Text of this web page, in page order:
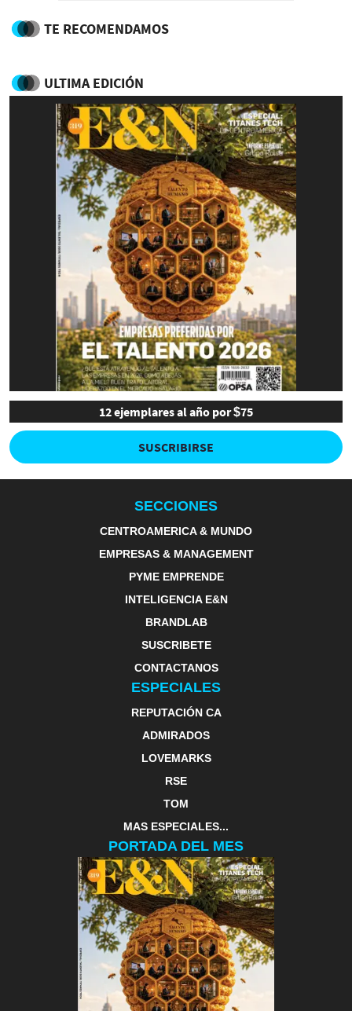
TE RECOMENDAMOS
ULTIMA EDICIÓN
12 ejemplares al año por $75
SUSCRIBIRSE
SECCIONES
CENTROAMERICA & MUNDO
EMPRESAS & MANAGEMENT
PYME EMPRENDE
INTELIGENCIA E&N
BRANDLAB
SUSCRIBETE
CONTACTANOS
ESPECIALES
REPUTACIÓN CA
ADMIRADOS
LOVEMARKS
RSE
TOM
MAS ESPECIALES...
PORTADA DEL MES